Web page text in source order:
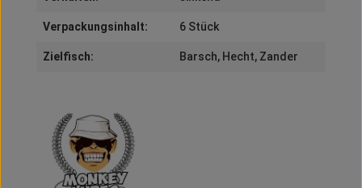
Verpackungsinhalt: 6 Stück
Zielfisch: Barsch, Hecht, Zander